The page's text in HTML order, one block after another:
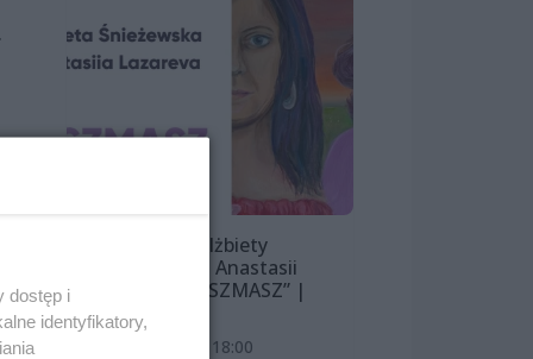
Wystawa Elżbiety
Śnieżewskiej i Anastasii
Lazarevej „MISZMASZ” |
wernisaż
7 sierpnia 2026, 18:00
dostęp i
identyfikatory,